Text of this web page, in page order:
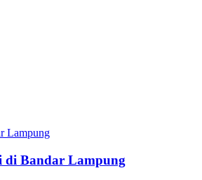
di Bandar Lampung